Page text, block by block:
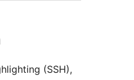
(SSH),